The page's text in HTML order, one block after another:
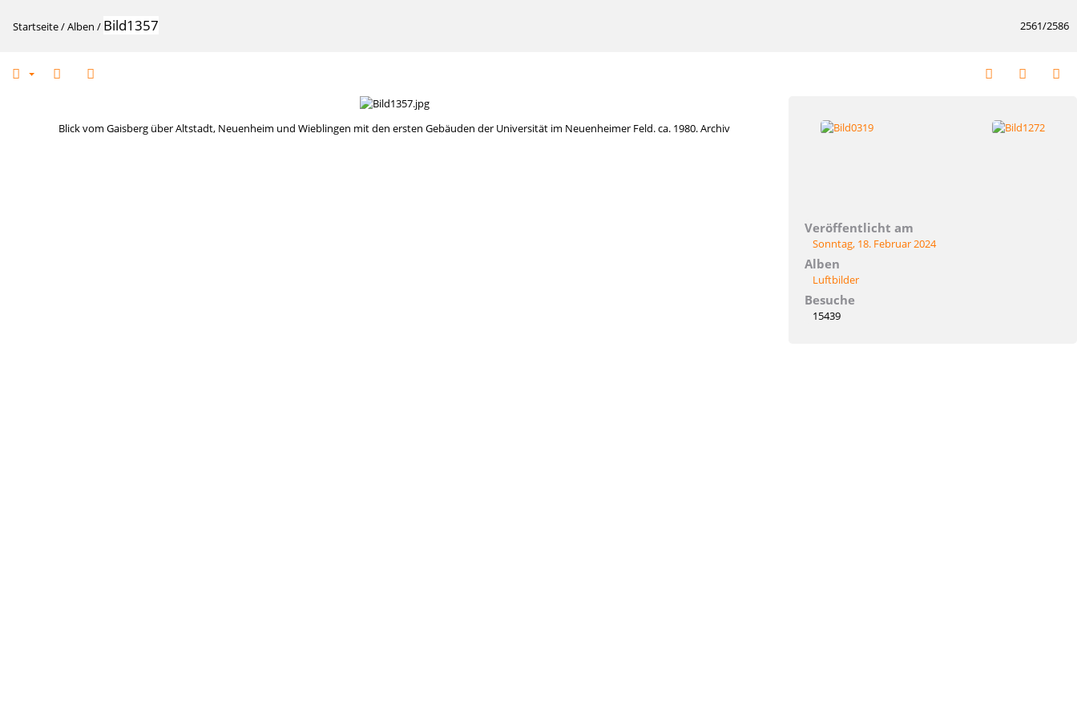
2561/2586
Startseite/Alben / Bild1357
Blick vom Gaisberg über Altstadt, Neuenheim und Wieblingen mit den ersten Gebäuden der Universität im Neuenheimer Feld. ca. 1980. Archiv
Veröffentlicht am
Sonntag, 18. Februar 2024
Alben
Luftbilder
Besuche
15439